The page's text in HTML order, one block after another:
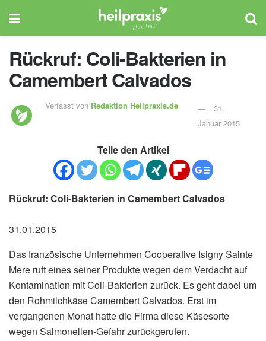
Rückruf: Coli-Bakterien in
Camembert Calvados
Verfasst von Redaktion Heilpraxis.de
31.
Januar 2015
Teile den Artikel
Rückruf: Coli-Bakterien in Camembert Calvados
31.01.2015
Das französische Unternehmen Cooperative Isigny Sainte
Mere ruft eines seiner Produkte wegen dem Verdacht auf
Kontamination mit Coli-Bakterien zurück. Es geht dabei um
den Rohmilchkäse Camembert Calvados. Erst im
vergangenen Monat hatte die Firma diese Käsesorte
wegen Salmonellen-Gefahr zurückgerufen.